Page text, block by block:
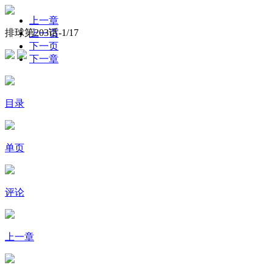
排球第203话-1/17
上一章
上一页
下一页
下一章
目录
单页
评论
上一章